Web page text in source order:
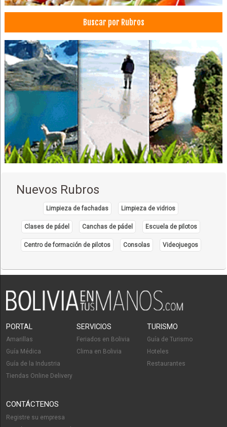
Buscar por Rubros
Nuevos Rubros
Limpieza de fachadas Limpieza de vidrios
Clases de pádel Canchas de pádel Escuela de pilotos
Centro de formación de pilotos Consolas Videojuegos
PORTAL
Amarillas
Guía Médica
Guía de la Industria
Tiendas Online Delivery
SERVICIOS
Feriados en Bolivia
Clima en Bolivia
TURISMO
Guía de Turismo
Hoteles
Restaurantes
CONTÁCTENOS
Registre su empresa